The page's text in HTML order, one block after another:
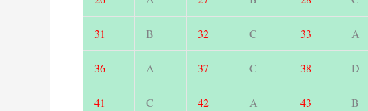
31 B 32 C 33 A
36 A 37 C 38 D
41 C 42 A 43 B